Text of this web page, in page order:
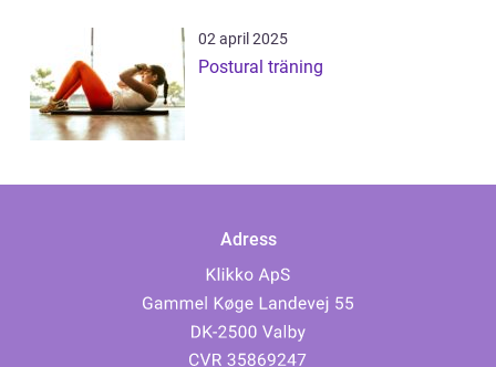
02 april 2025
Postural träning
Adress